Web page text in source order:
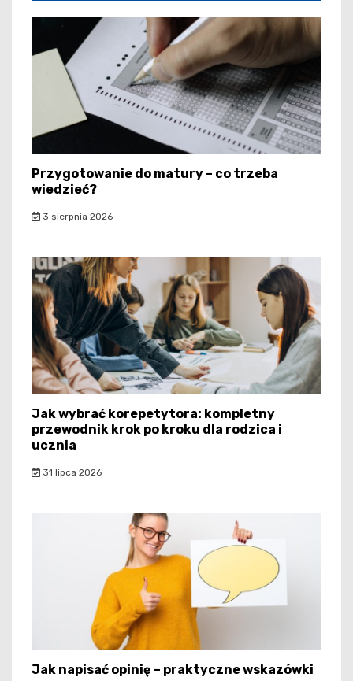
Przygotowanie do matury – co trzeba
wiedzieć?
3 sierpnia 2026
Jak wybrać korepetytora: kompletny
przewodnik krok po kroku dla rodzica i
ucznia
31 lipca 2026
Jak napisać opinię – praktyczne wskazówki